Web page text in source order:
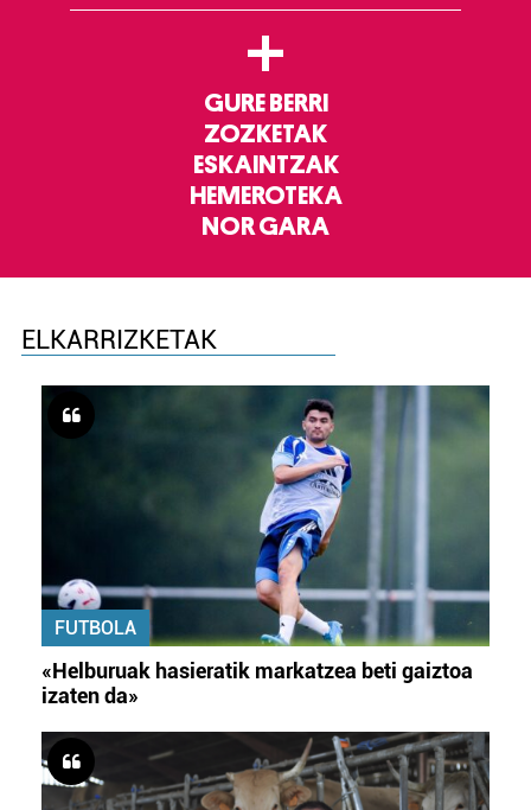
+
GURE BERRI
ZOZKETAK
ESKAINTZAK
HEMEROTEKA
NOR GARA
ELKARRIZKETAK
FUTBOLA
«Helburuak hasieratik markatzea beti gaiztoa
izaten da»